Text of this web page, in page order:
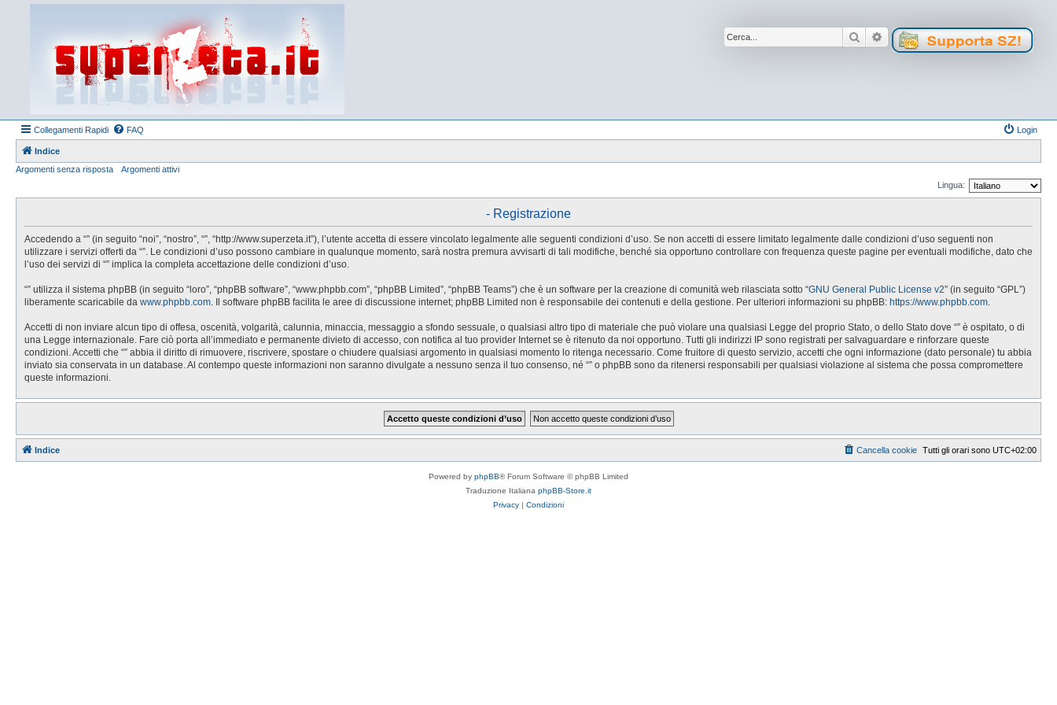
Cerca Ricerca avanzata
Collegamenti Rapidi FAQ Login
Indice
Argomenti senza risposta
Argomenti attivi
Lingua:
- Registrazione
Accedendo a “” (in seguito “noi”, “nostro”, “”, “http://www.superzeta.it”), l’utente accetta di essere vincolato legalmente alle seguenti condizioni d’uso. Se non accetti di essere limitato legalmente dalle condizioni d’uso seguenti non
utilizzare i servizi offerti da “”. Le condizioni d’uso possono cambiare in qualunque momento, sarà nostra premura avvisarti di tali modifiche, benché sia opportuno controllare con frequenza queste pagine per eventuali modifiche, dato che
l’uso dei servizi di “” implica la completa accettazione delle condizioni d’uso.
“” utilizza il sistema phpBB (in seguito “loro”, “phpBB software”, “www.phpbb.com”, “phpBB Limited”, “phpBB Teams”) che è un software per la creazione di comunità web rilasciata sotto “GNU General Public License v2” (in seguito “GPL”)
liberamente scaricabile da www.phpbb.com . Il software phpBB facilita le aree di discussione internet; phpBB Limited non è responsabile dei contenuti e della gestione. Per ulteriori informazioni su phpBB: https://www.phpbb.com
Accetti di non inviare alcun tipo di offesa, oscenità, volgarità, calunnia, minaccia, messaggio a sfondo sessuale, o qualsiasi altro tipo di materiale che può violare una qualsiasi Legge del proprio Stato, o dello Stato dove “” è ospitato, o di
una Legge internazionale. Fare ciò porta all’immediato e permanente divieto di accesso, con notifica al tuo provider Internet se è ritenuto da noi opportuno. Tutti gli indirizzi IP sono registrati per salvaguardare e rinforzare queste
condizioni. Accetti che “” abbia il diritto di rimuovere, riscrivere, spostare o chiudere qualsiasi argomento in qualsiasi momento lo ritenga necessario. Come fruitore di questo servizio, accetti che ogni informazione (dato personale) tu abbia
inviato sia conservata in un database. Al contempo queste informazioni non saranno divulgate a nessuno senza il tuo consenso, né “” o phpBB sono da ritenersi responsabili per qualsiasi violazione al sistema che possa compromettere
queste informazioni.
Indice Tutti gli orari sono UTC+02:00
Cancella cookie
Powered by phpBB® Forum Software © phpBB Limited
Traduzione Italiana phpBB-Store.it
Privacy | Condizioni